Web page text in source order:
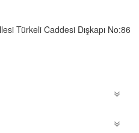
Türkeli Caddesi Dışkapı No:86